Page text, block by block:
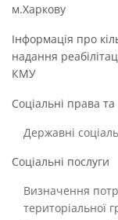
м.Харкову
Інформація про
надання
КМУ
Соціальні права та
Державні
Соціальні послуги
Визначення
територіальної